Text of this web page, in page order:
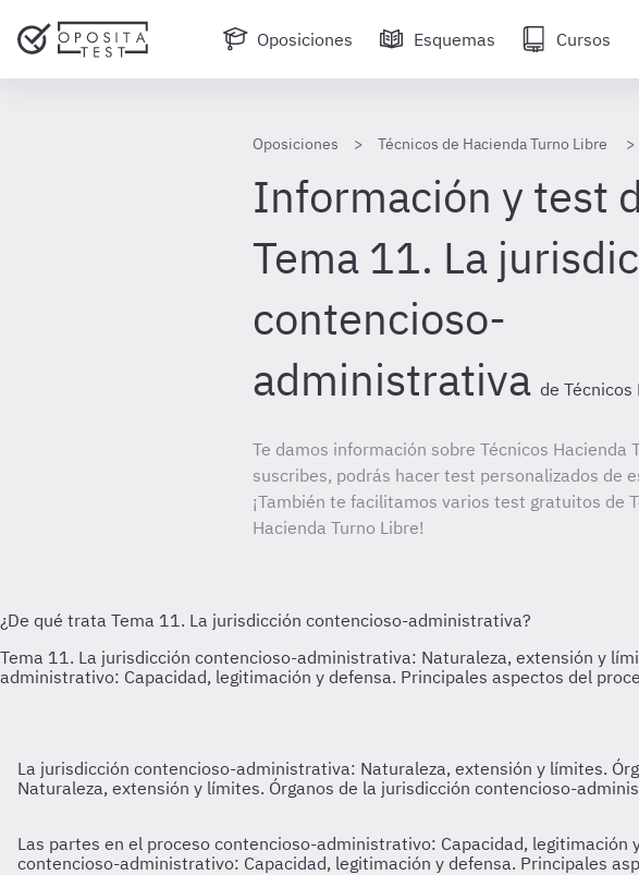
Oposiciones Esquemas Cursos
Oposiciones Técnicos de Hacienda Turno Libre
Información y test
Tema 11. La
contencioso-
administrativa de Técnicos
Te damos información sobre Técnicos Hacienda
suscribes, podrás hacer test personalizados de
¡También te facilitamos varios test gratuitos de
Hacienda Turno Libre!
La jurisdicción contencioso-administrativa: Naturaleza, extensión y límites.
Naturaleza, extensión y límites. Órganos de la jurisdicción contencioso-
Las partes en el proceso contencioso-administrativo: Capacidad,
contencioso-administrativo: Capacidad, legitimación y defensa. Principales